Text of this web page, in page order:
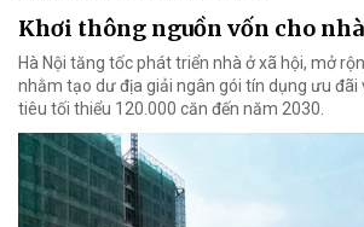
Khơi thông nguồn vốn cho
Hà Nội tăng tốc phát triển nhà ở xã hội, mở
nhằm tạo dư địa giải ngân gói tín dụng ưu
tiêu tối thiểu 120.000 căn đến năm 2030.